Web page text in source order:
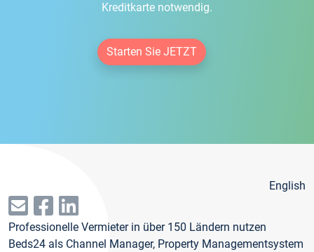
Kreditkarte notwendig.
Starten Sie JETZT
English
Professionelle Vermieter in über 150 Ländern nutzen
Beds24 als Channel Manager, Property Managementsystem